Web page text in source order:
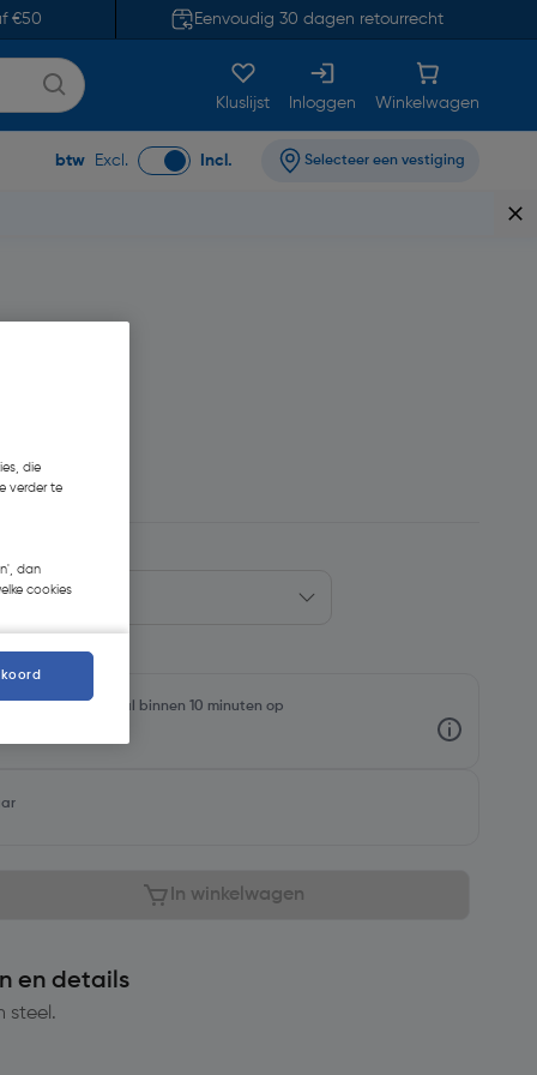
€50 Eenvoudig 30 dagen retourrecht
Kluslijst Inloggen Winkelwagen
btw Excl. Incl. Selecteer een vestiging
en haal binnen 10 minuten op
In winkelwagen
en details
steel.
die
verder te
dan
cookies